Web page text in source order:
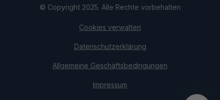
© Copyright 2025. Alle Rechte vorbehalten
Cookies verwalten
Datenschutzerklärung
Allgemeine Geschäftsbedingungen
Impressum